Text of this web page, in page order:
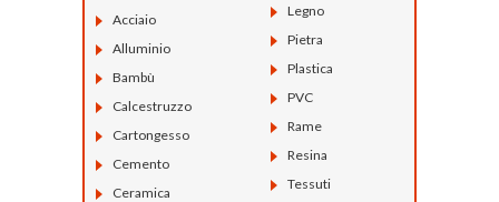
Acciaio
Alluminio
Bambù
Calcestruzzo
Cartongesso
Cemento
Ceramica
Legno
Pietra
Plastica
PVC
Rame
Resina
Tessuti